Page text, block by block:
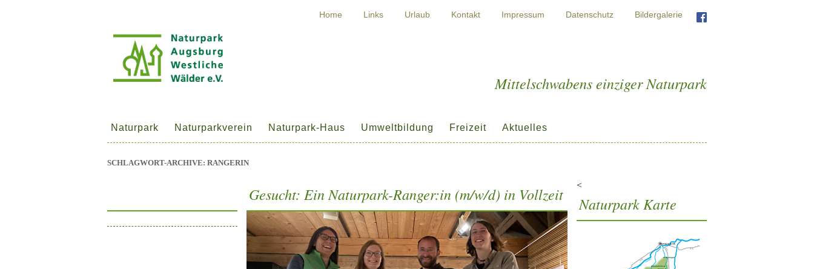
Home Links Urlaub Kontakt Impressum Datenschutz Bildergalerie
Mittelschwabens einziger Naturpark
Naturpark Naturparkverein Naturpark-Haus Umweltbildung Freizeit Aktuelles
SCHLAGWORT-ARCHIVE: RANGERIN
Gesucht: Ein Naturpark-Ranger:in (m/w/d) in Vollzeit <
Naturpark Karte